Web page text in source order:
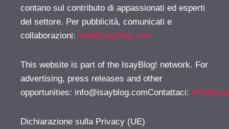
contano sul contributo di appassionati ed esperti
del settore. Per pubblicità, comunicati e
collaborazioni: info@isayblog.com
This website is part of the IsayBlog! network. For
advertising, press releases and other
opportunities: info@isayblog.comContattaci:
Dichiarazione sulla Privacy (UE)